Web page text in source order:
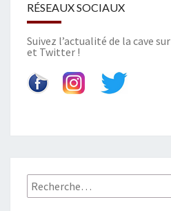
RÉSEAUX SOCIAUX
Suivez l’actualité de la cave sur
et Twitter !
Recherche
: